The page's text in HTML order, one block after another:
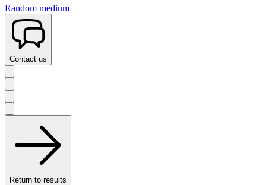
Random medium
Contact us
Return to results